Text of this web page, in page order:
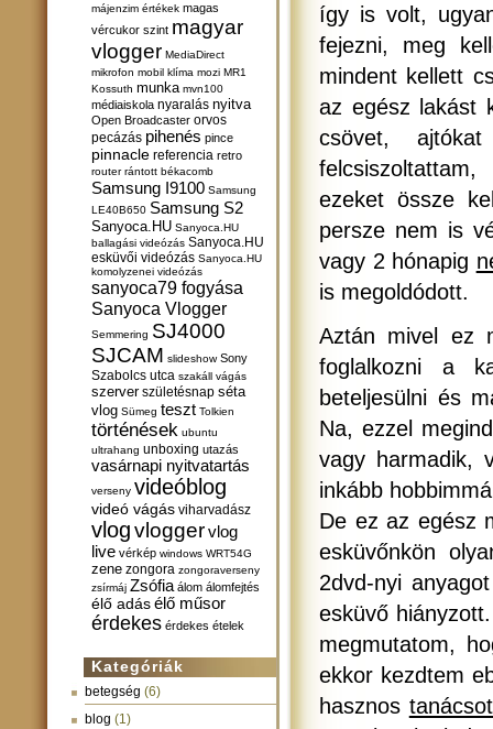
májenzim értékek magas
vércukor szint magyar
vlogger MediaDirect
mikrofon mobil klíma mozi MR1
Kossuth munka mvn100
médiaiskola nyaralás nyitva
Open Broadcaster orvos
pecázás pihenés pince
pinnacle referencia retro
router rántott békacomb
Samsung I9100 Samsung
LE40B650 Samsung S2
Sanyoca.HU Sanyoca.HU
ballagási videózás Sanyoca.HU
esküvői videózás Sanyoca.HU
komolyzenei videózás
sanyoca79 fogyása
Sanyoca Vlogger
Semmering SJ4000
SJCAM slideshow Sony
Szabolcs utca szakáll vágás
szerver születésnap séta
vlog Sümeg teszt Tolkien
történések ubuntu
ultrahang unboxing utazás
vasárnapi nyitvatartás
verseny videóblog
videó vágás viharvadász
vlogvloggervlog
live vérkép windows WRT54G
zene zongora zongoraverseny
zsírmáj Zsófia álom álomfejtés
élő adás élő műsor
érdekes érdekes ételek
Kategóriák
betegség (6)
blog (1)
így is volt,
fejezni, meg
mindent kellett
az egész lakást
csövet,
ezeket össze
persze nem is
vagy 2 hónapig
is megoldódott.
Aztán mivel ez
foglalkozni a
beteljesülni és
Na, ezzel
vagy harmadik,
inkább
De ez az egész
esküvőnkön
2dvd-nyi
esküvő
megmutatom,
ekkor kezdtem
hasznos